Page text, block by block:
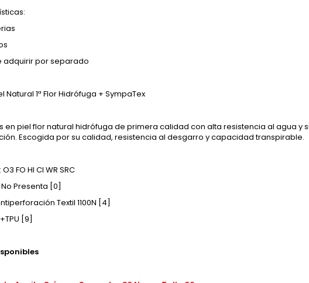
adquirir por separado
Natural 1ª Flor Hidrófuga + SympaTex
en piel flor natural hidrófuga de primera calidad con alta resistencia al agua y
Escogida por su calidad, resistencia al desgarro y capacidad transpirable.
FO HI CI WR SRC
No Presenta [0]
Textil 1100N [4]
[9]